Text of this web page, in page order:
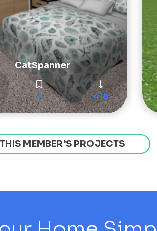
CatSpanner
4 418
MEMBER’S PROJECTS